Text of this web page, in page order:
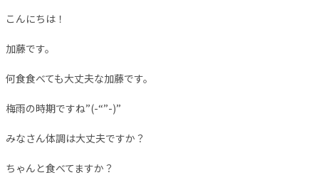
こんにちは！
加藤です。
何食食べても大丈夫な加藤です。
梅雨の時期ですね”(-“”-)”
みなさん体調は大丈夫ですか？
ちゃんと食べてますか？